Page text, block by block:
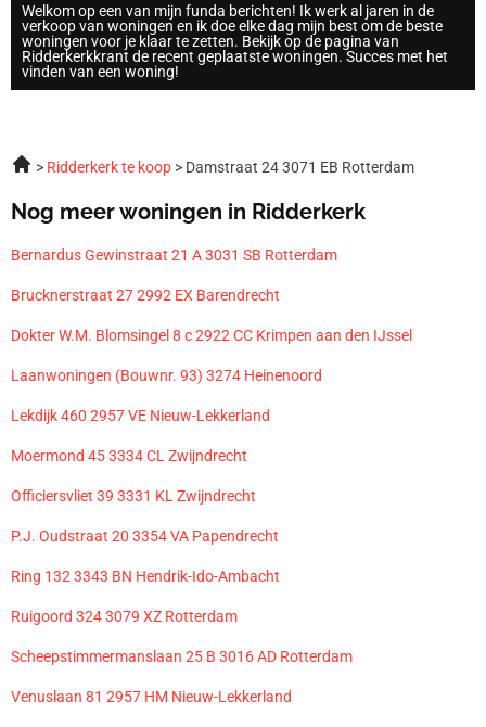
Welkom op een van mijn funda berichten! Ik werk al jaren in de
verkoop van woningen en ik doe elke dag mijn best om de beste
woningen voor je klaar te zetten. Bekijk op de pagina van
Ridderkerkkrant de recent geplaatste woningen. Succes met het
vinden van een woning!
Ridderkerk te koop Damstraat 24 3071 EB Rotterdam
Nog meer woningen in Ridderkerk
Bernardus Gewinstraat 21 A 3031 SB Rotterdam
Brucknerstraat 27 2992 EX Barendrecht
Dokter W.M. Blomsingel 8 c 2922 CC Krimpen aan den IJssel
Laanwoningen (Bouwnr. 93) 3274 Heinenoord
Lekdijk 460 2957 VE Nieuw-Lekkerland
Moermond 45 3334 CL Zwijndrecht
Officiersvliet 39 3331 KL Zwijndrecht
P.J. Oudstraat 20 3354 VA Papendrecht
Ring 132 3343 BN Hendrik-Ido-Ambacht
Ruigoord 324 3079 XZ Rotterdam
Scheepstimmermanslaan 25 B 3016 AD Rotterdam
Venuslaan 81 2957 HM Nieuw-Lekkerland